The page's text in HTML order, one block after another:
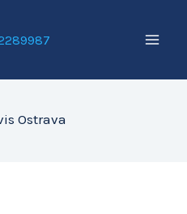
Ostrava